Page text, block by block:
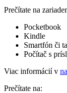
Prečítate na
Pocketbook
Kindle
Smartfón či
Počítač s
Viac informácií v
Prečítate na: